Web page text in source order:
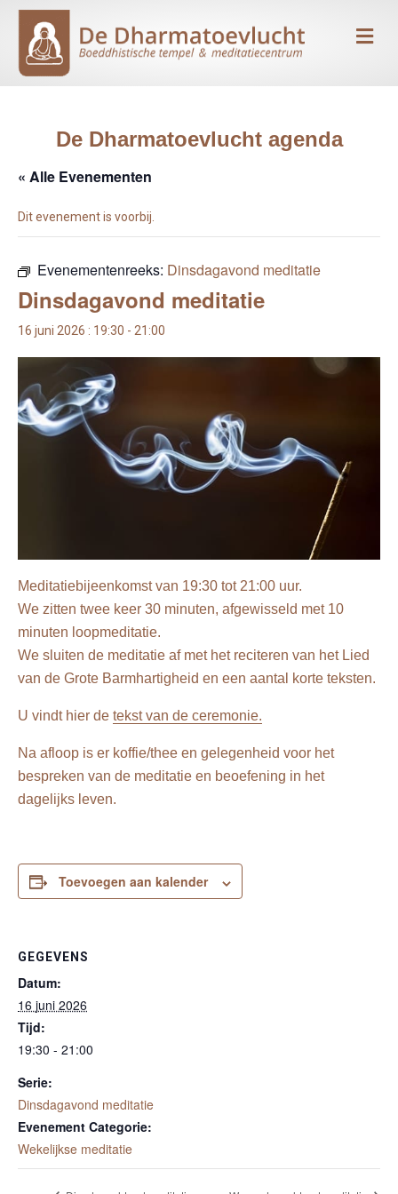
De Dharmatoevlucht agenda
« Alle Evenementen
Dit evenement is voorbij.
Evenementenreeks: Dinsdagavond meditatie
Dinsdagavond meditatie
16 juni 2026 : 19:30 - 21:00
Meditatiebijeenkomst van 19:30 tot 21:00 uur.
We zitten twee keer 30 minuten, afgewisseld met 10
minuten loopmeditatie.
We sluiten de meditatie af met het reciteren van het Lied
van de Grote Barmhartigheid en een aantal korte teksten.
U vindt hier de tekst van de ceremonie.
Na afloop is er koffie/thee en gelegenheid voor het
bespreken van de meditatie en beoefening in het
dagelijks leven.
Toevoegen aan kalender
GEGEVENS
Datum:
16 juni 2026
Tijd:
19:30 - 21:00
Serie:
Dinsdagavond meditatie
Evenement Categorie:
Wekelijkse meditatie